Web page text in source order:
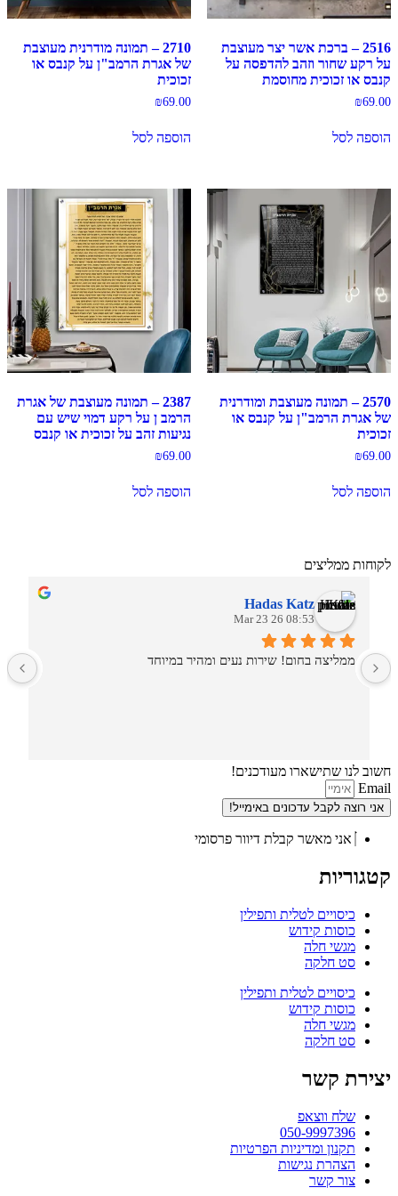
2516 – ברכת אשר יצר מעוצבת
על רקע שחור וזהב להדפסה על
קנבס או זכוכית מחוסמת
₪69.00
הוספה לסל
2710 – תמונה מודרנית מעוצבת
של אגרת הרמב"ן על קנבס או
זכוכית
₪69.00
הוספה לסל
2570 – תמונה מעוצבת ומודרנית
של אגרת הרמב"ן על קנבס או
זכוכית
₪69.00
הוספה לסל
2387 – תמונה מעוצבת של אגרת
הרמב ן על רקע דמוי שיש עם
נגיעות זהב על זכוכית או קנבס
₪69.00
הוספה לסל
לקוחות ממליצים
Hadas Katz
08:53 26 Mar 23
ממליצה בחום! שירות נעים ומהיר במיוחד
חשוב לנו שתישארו מעודכנים!
Email
אני רוצה לקבל עדכונים באימייל!
אני מאשר קבלת דיוור פרסומי
קטגוריות
כיסויים לטלית ותפילין
כוסות קידוש
מגשי חלה
סט חלקה
כיסויים לטלית ותפילין
כוסות קידוש
מגשי חלה
סט חלקה
יצירת קשר
שלח ווצאפ
050-9997396
תקנון ומדיניות הפרטיות
הצהרת נגישות
צור קשר